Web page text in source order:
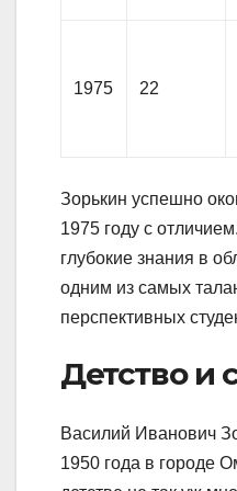
1975 22
Зорькин успешно
1975 году с
глубокие знания в
одним из самых
перспективных
Детство и
Василий Иванович
1950 года в городе